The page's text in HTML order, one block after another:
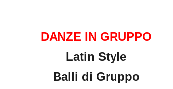
DANZE IN GRUPPO
Latin Style
Balli di Gruppo